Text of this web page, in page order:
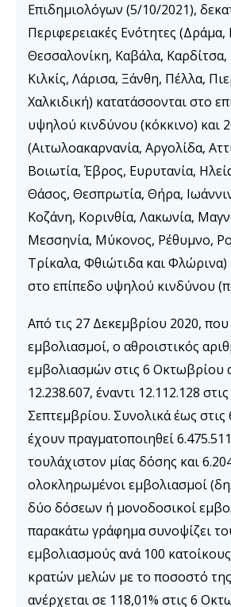
Επιδημιολόγων (5/10/2021),
Περιφερειακές Ενότητες (Δράμα,
Θεσσαλονίκη, Καβάλα, Καρδίτσα,
Κιλκίς, Λάρισα, Ξάνθη, Πέλλα,
Χαλκιδική) κατατάσσονται στο
υψηλού κινδύνου (κόκκινο) και
(Αιτωλοακαρνανία, Αργολίδα,
Βοιωτία, Έβρος, Ευρυτανία,
Θάσος, Θεσπρωτία, Θήρα,
Κοζάνη, Κορινθία, Λακωνία,
Μεσσηνία, Μύκονος, Ρέθυμνο,
Τρίκαλα, Φθιώτιδα και Φλώρινα)
στο επίπεδο υψηλού κινδύνου
Από τις 27 Δεκεμβρίου 2020, που
εμβολιασμοί, ο αθροιστικός
εμβολιασμών στις 6 Οκτωβρίου
12.238.607, έναντι 12.112.128
Σεπτεμβρίου. Συνολικά έως
έχουν πραγματοποιηθεί
τουλάχιστον μίας δόσης και
ολοκληρωμένοι εμβολιασμοί
δύο δόσεων ή μονοδοσικοί
παρακάτω γράφημα συνοψίζει
εμβολιασμούς ανά 100
κρατών μελών με το ποσοστό
ανέρχεται σε 118,01% στις 6